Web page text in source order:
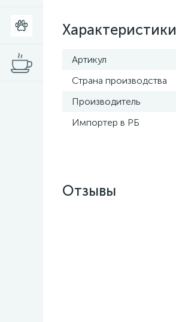
Характеристики
Артикул
Страна производства
Производитель
Импортер в РБ
Отзывы